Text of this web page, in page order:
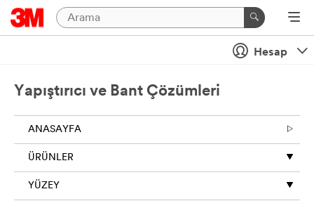
Hesap
Yapıştırıcı ve Bant Çözümleri
ANASAYFA
ÜRÜNLER
YÜZEY